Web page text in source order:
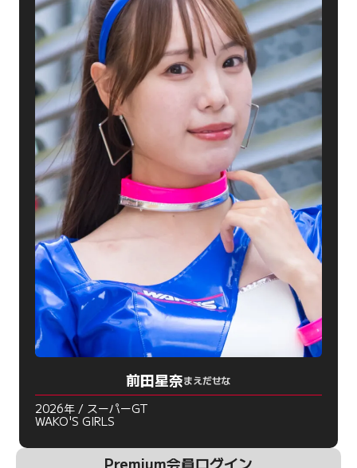
前田星奈まえだせな
2026年 / スーパーGT
WAKO'S GIRLS
Premium会員ログイン